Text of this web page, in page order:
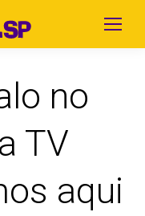
no
TV
aqui